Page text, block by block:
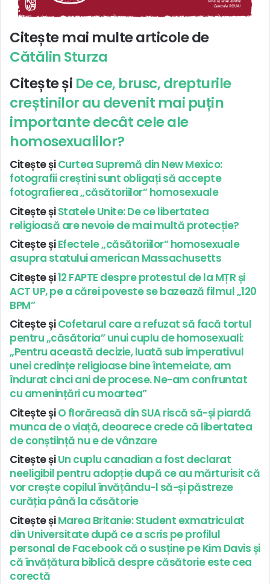
Citește mai multe articole de
Cătălin Sturza
Citește și De ce, brusc, drepturile
creștinilor au devenit mai puțin
importante decât cele ale
homosexualilor?
Citește șiCurtea Supremă din New Mexico:
fotografii creștini sunt obligați să accepte
fotografierea „căsătoriilor” homosexuale
Citește șiStatele Unite: De ce libertatea
religioasă are nevoie de mai multă protecție?
Citește șiEfectele „căsătoriilor” homosexuale
asupra statului american Massachusetts
Citește și12 FAPTE despre protestul de la MȚR și
ACT UP, pe a cărei poveste se bazează filmul „120
BPM”
Citește șiCofetarul care a refuzat să facă tortul
pentru „căsătoria” unui cuplu de homosexuali:
„Pentru această decizie, luată sub imperativul
unei credințe religioase bine întemeiate, am
îndurat cinci ani de procese. Ne-am confruntat
cu amenințări cu moartea”
Citește șiO florăreasă din SUA riscă să-și piardă
munca de o viață, deoarece crede că libertatea
de conștiință nu e de vânzare
Citește șiUn cuplu canadian a fost declarat
neeligibil pentru adopție după ce au mărturisit că
vor crește copilul învățându-l să-și păstreze
curăția până la căsătorie
Citește șiMarea Britanie: Student exmatriculat
din Universitate după ce a scris pe profilul
personal de Facebook că o susține pe Kim Davis și
că învățătura biblică despre căsătorie este cea
corectă